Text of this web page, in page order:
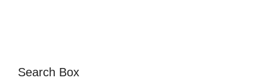
Search Box